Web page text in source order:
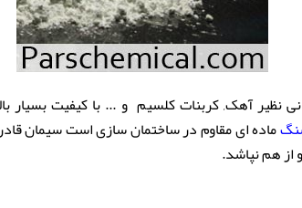
نظیر آهک, کربنات کلسیم و ... با کیفیت بسیار
ماده ای مقاوم در ساختمان سازی است سیمان
از هم نپاشد.